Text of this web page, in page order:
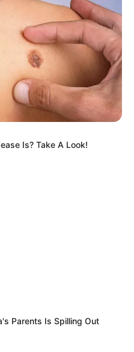
Is? Take A Look!
Parents Is Spilling Out